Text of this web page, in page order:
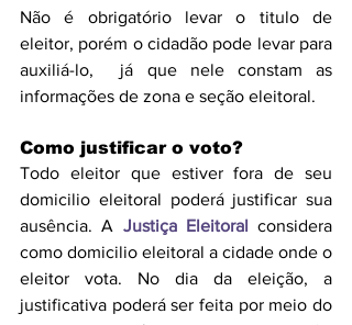
Não é obrigatório levar o titulo de
eleitor, porém o cidadão pode levar para
auxiliá-lo,  já que nele constam as
informações de zona e seção eleitoral.
Como justificar o voto?
Todo eleitor que estiver fora de seu
domicilio eleitoral poderá justificar sua
ausência. A Justiça Eleitoral considera
como domicilio eleitoral a cidade onde o
eleitor vota. No dia da eleição, a
justificativa poderá ser feita por meio do